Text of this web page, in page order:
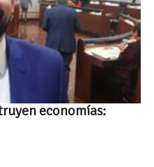
economías: